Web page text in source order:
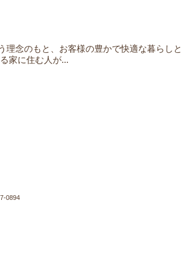
念のもと、お客様の豊かで快適な暮らし
家に住む人が...
0894